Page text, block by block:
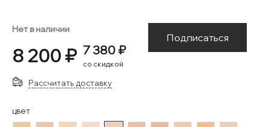
Нет в наличии
8 200 ₽ 7 380 ₽
со скидкой
Подписаться
Рассчитать доставку
цвет